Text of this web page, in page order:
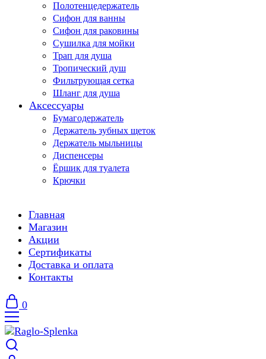
Полотенцедержатель
Сифон для ванны
Сифон для раковины
Сушилка для мойки
Трап для душа
Тропический душ
Фильтрующая сетка
Шланг для душа
Аксессуары
Бумагодержатель
Держатель зубных щеток
Держатель мыльницы
Диспенсеры
Ёршик для туалета
Крючки
Главная
Магазин
Акции
Сертификаты
Доставка и оплата
Контакты
0